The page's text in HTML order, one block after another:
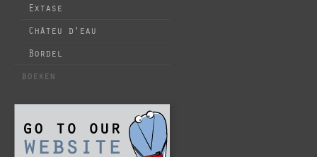
Extase
Châteu d'eau
Bordel
boeken